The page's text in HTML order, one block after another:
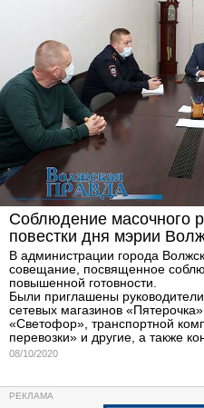
Соблюдение масочного
повестки дня мэрии
В администрации города
совещание, посвященное
повышенной готовности.
Были приглашены
сетевых магазинов
«Светофор», транспортной
перевозки» и другие, а также
08/10/2020